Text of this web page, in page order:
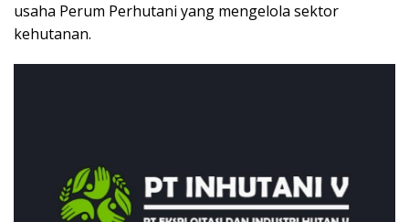
usaha Perum Perhutani yang mengelola sektor
kehutanan.